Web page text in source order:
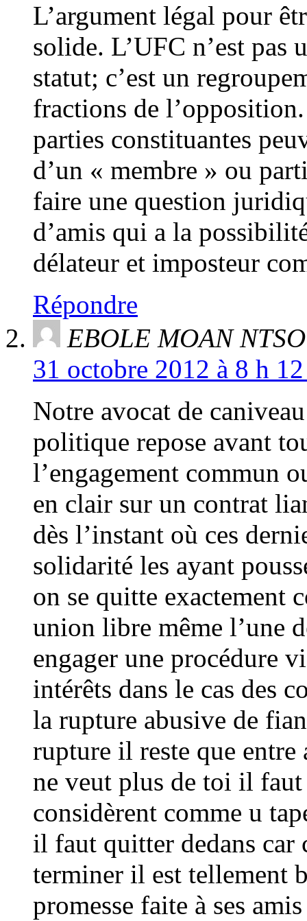
L’argument légal pour
solide. L’UFC n’est pas
statut; c’est un
fractions de
parties constituantes
d’un « membre » ou
faire une question
d’amis qui a la
délateur et imposteur
Répondre
EBOLE MOAN
31 octobre 2012 à 8 h
Notre avocat de
politique repose avant
l’engagement commun
en clair sur un contrat
dès l’instant où ces
solidarité les ayant
on se quitte exactement
union libre même l’une
engager une procédure
intérêts dans le cas des
la rupture abusive de
rupture il reste que
ne veut plus de toi il faut
considèrent comme u
il faut quitter dedans car
terminer il est tellement
promesse faite à ses